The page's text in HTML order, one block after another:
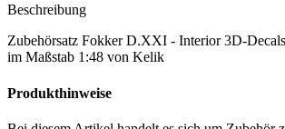
Beschreibung
Zubehörsatz Fokker D.XXI - Interior 3D-
im Maßstab 1:48 von Kelik
Produkthinweise